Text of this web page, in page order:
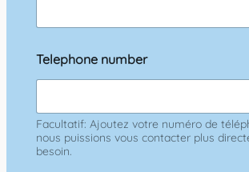
Telephone number
Facultatif: Ajoutez votre numéro de
nous puissions vous contacter plus
besoin.